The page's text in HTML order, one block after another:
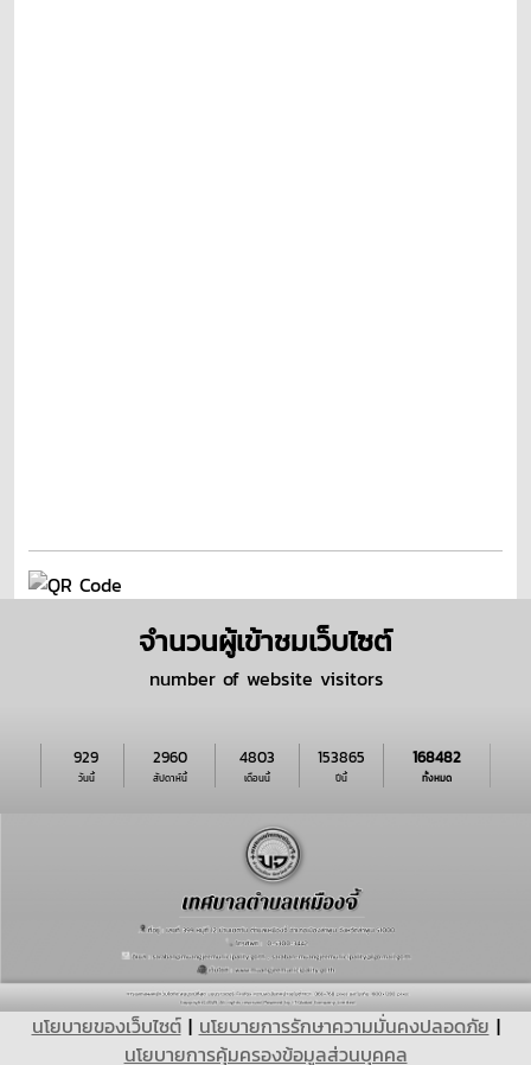
จำนวนผู้เข้าชมเว็บไซต์
number of website visitors
วันนี้
929
สัปดาห์นี้
2960
เดือนนี้
4803
ปีนี้
153865
ทั้งหมด
168482
นโยบายของเว็บไซต์| นโยบายการรักษาความมั่นคงปลอดภัย |
นโยบายการคุ้มครองข้อมูลส่วนบุุคคล